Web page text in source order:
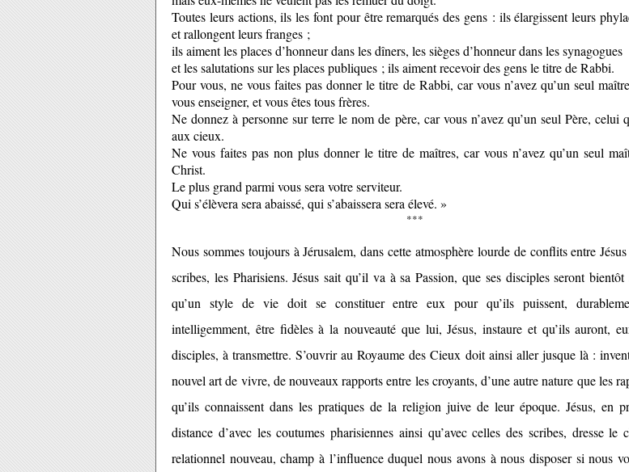
Toutes leurs actions, ils les font pour être remarqués des gens : ils élargissent leurs
et rallongent leurs franges ;
ils aiment les places d’honneur dans les dîners, les sièges d’honneur dans les synagogues
et les salutations sur les places publiques ; ils aiment recevoir des gens le titre de Rabbi.
Pour vous, ne vous faites pas donner le titre de Rabbi, car vous n’avez qu’un seul
vous enseigner, et vous êtes tous frères.
Ne donnez à personne sur terre le nom de père, car vous n’avez qu’un seul Père, celui
aux cieux.
Ne vous faites pas non plus donner le titre de maîtres, car vous n’avez qu’un seul
Christ.
Le plus grand parmi vous sera votre serviteur.
Qui s’élèvera sera abaissé, qui s’abaissera sera élevé. »
***
Nous sommes toujours à Jérusalem, dans cette atmosphère lourde de conflits entre
scribes, les Pharisiens. Jésus sait qu’il va à sa Passion, que ses disciples seront bientôt
qu’un style de vie doit se constituer entre eux pour qu’ils puissent,
intelligemment, être fidèles à la nouveauté que lui, Jésus, instaure et qu’ils auront,
disciples, à transmettre. S’ouvrir au Royaume des Cieux doit ainsi aller jusque là :
nouvel art de vivre, de nouveaux rapports entre les croyants, d’une autre nature que les
qu’ils connaissent dans les pratiques de la religion juive de leur époque. Jésus, en
distance d’avec les coutumes pharisiennes ainsi qu’avec celles des scribes, dresse le
relationnel nouveau, champ à l’influence duquel nous avons à nous disposer si nous